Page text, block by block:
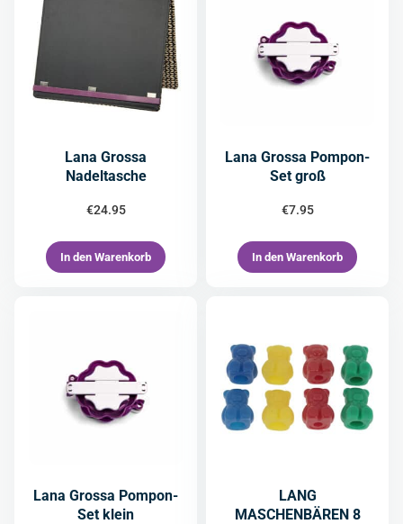
Lana Grossa
Nadeltasche
€24.95
In den Warenkorb
Lana Grossa Pompon-
Set groß
€7.95
In den Warenkorb
Lana Grossa Pompon-
Set klein
LANG
MASCHENBÄREN 8